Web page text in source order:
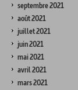
septembre 2021
août 2021
juillet 2021
juin 2021
mai 2021
avril 2021
mars 2021